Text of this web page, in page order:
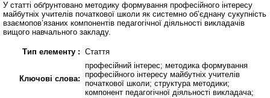
У статті обґрунтовано методику формування професійного інтересу
майбутніх учителів початкової школи як системно об’єднану сукупність
взаємопов’язаних компонентів педагогічної діяльності викладачів
вищого навчального закладу.
Тип елементу : Стаття
Ключові слова:
професійний інтерес; методика формування
професійного інтересу майбутніх учителів
початкової школи; структура методики;
компонент педагогічної діяльності викладача;